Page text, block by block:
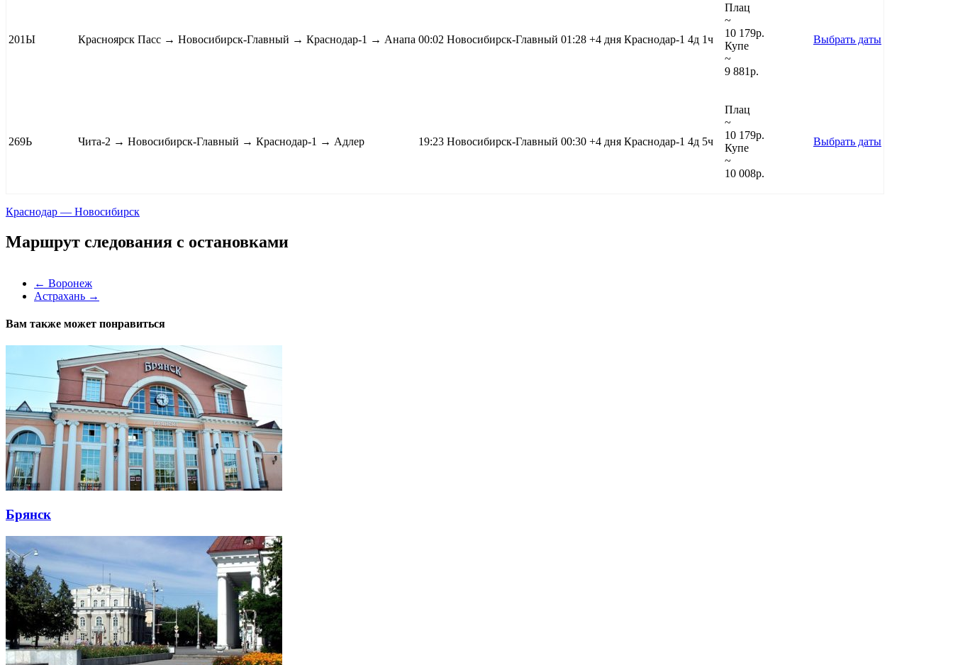
201Ы Красноярск Пасс → Новосибирск-Главный → Краснодар-1 → Анапа 00:02 Новосибирск-Главный 01:28 +4 дня Краснодар-1 4д 1ч
Плац
~
10 179р.
Купе
~
9 881р.
Выбрать даты
269Ь Чита-2 → Новосибирск-Главный → Краснодар-1 → Адлер 19:23 Новосибирск-Главный 00:30 +4 дня Краснодар-1 4д 5ч
Плац
~
10 179р.
Купе
~
10 008р.
Выбрать даты
Краснодар — Новосибирск
Маршрут следования с остановками
← Воронеж
Астрахань →
Вам также может понравиться
Брянск